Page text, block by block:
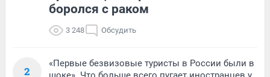
боролся с раком
3 248 Обсудить
2
«Первые безвизовые туристы в России были в